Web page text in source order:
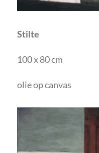
Stilte
100 x 80 cm
olie op canvas